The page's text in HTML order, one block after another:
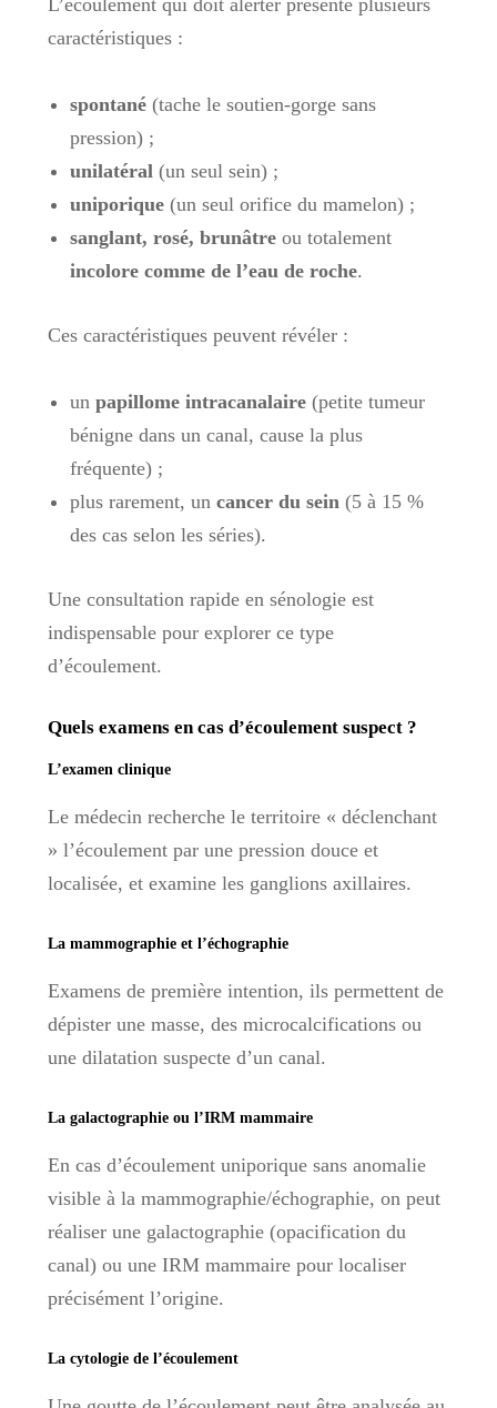
caractéristiques :
spontané(tache le soutien-gorge sans
pression) ;
unilatéral (un seul sein) ;
uniporique(un seul orifice du mamelon) ;
sanglant, rosé, brunâtreou totalement
incolore comme de l’eau de roche.
Ces caractéristiques peuvent révéler :
un papillome intracanalaire(petite tumeur
bénigne dans un canal, cause la plus
fréquente) ;
plus rarement, un cancer du sein (5 à 15 %
des cas selon les séries).
Une consultation rapide en sénologie est
indispensable pour explorer ce type
d’écoulement.
Quels examens en cas d’écoulement suspect ?
L’examen clinique
Le médecin recherche le territoire « déclenchant
» l’écoulement par une pression douce et
localisée, et examine les ganglions axillaires.
La mammographie et l’échographie
Examens de première intention, ils permettent de
dépister une masse, des microcalcifications ou
une dilatation suspecte d’un canal.
La galactographie ou l’IRM mammaire
En cas d’écoulement uniporique sans anomalie
visible à la mammographie/échographie, on peut
réaliser une galactographie (opacification du
canal) ou une IRM mammaire pour localiser
précisément l’origine.
La cytologie de l’écoulement